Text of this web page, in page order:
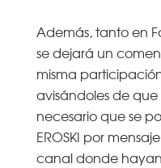
Además, tanto en
se dejará un
misma
avisándoles de
necesario que se
EROSKI por
canal donde